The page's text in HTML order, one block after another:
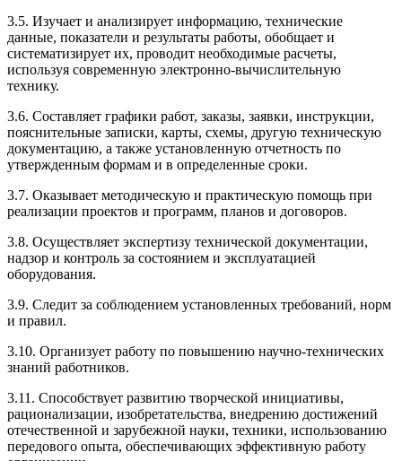
3.5. Изучает и анализирует информацию, технические
данные, показатели и результаты работы, обобщает и
систематизирует их, проводит необходимые расчеты,
используя современную электронно-вычислительную
технику.
3.6. Составляет графики работ, заказы, заявки, инструкции,
пояснительные записки, карты, схемы, другую техническую
документацию, а также установленную отчетность по
утвержденным формам и в определенные сроки.
3.7. Оказывает методическую и практическую помощь при
реализации проектов и программ, планов и договоров.
3.8. Осуществляет экспертизу технической документации,
надзор и контроль за состоянием и эксплуатацией
оборудования.
3.9. Следит за соблюдением установленных требований, норм
и правил.
3.10. Организует работу по повышению научно-технических
знаний работников.
3.11. Способствует развитию творческой инициативы,
рационализации, изобретательства, внедрению достижений
отечественной и зарубежной науки, техники, использованию
передового опыта, обеспечивающих эффективную работу